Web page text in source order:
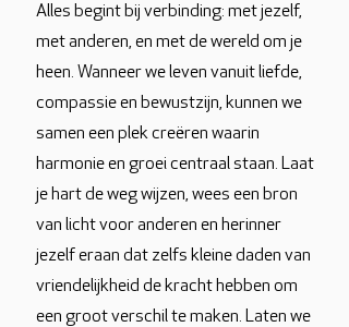
Alles begint bij verbinding: met jezelf,
met anderen, en met de wereld om je
heen. Wanneer we leven vanuit liefde,
compassie en bewustzijn, kunnen we
samen een plek creëren waarin
harmonie en groei centraal staan. Laat
je hart de weg wijzen, wees een bron
van licht voor anderen en herinner
jezelf eraan dat zelfs kleine daden van
vriendelijkheid de kracht hebben om
een groot verschil te maken. Laten we